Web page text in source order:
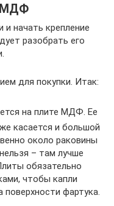
МДФ
и начать крепление
разобрать его
для покупки. Итак:
на плите МДФ. Ее
касается и большой
около раковины
– там лучше
обязательно
чтобы капли
фартука.